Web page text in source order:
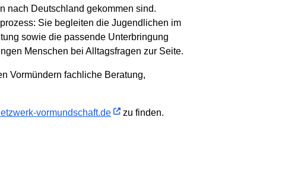
nach Deutschland gekommen sind.
Sie begleiten die Jugendlichen im
sowie die passende Unterbringung
Menschen bei Alltagsfragen zur Seite.
Vormündern fachliche Beratung,
vormundschaft.de zu finden.